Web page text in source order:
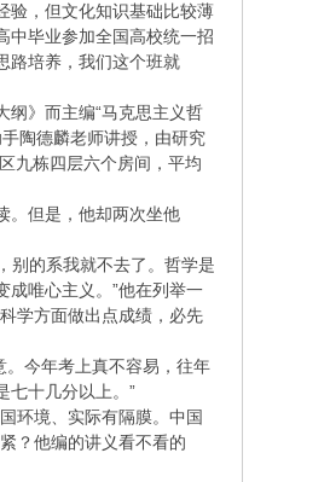
验，但文化知识基础比较薄
中毕业参加全国高校统一招
路培养，我们这个班就
纲》而主编“马克思主义哲
陶德麟老师讲授，由研究
九栋四层六个房间，平均
。但是，他却两次坐他
别的系我就不去了。哲学是
成唯心主义。”他在列举一
学方面做出点成绩，必先
。今年考上真不容易，往年
七十几分以上。”
环境、实际有隔膜。中国
？他编的讲义看不看的